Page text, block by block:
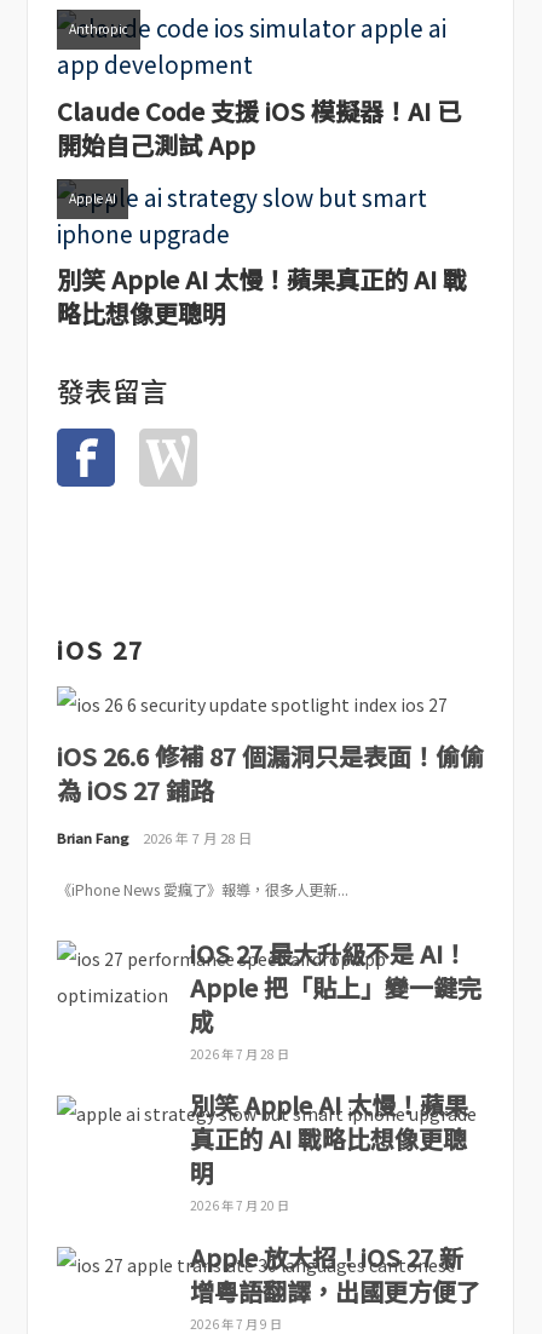
Anthropic
Claude Code 支援 iOS 模擬器！AI 已
開始自己測試 App
Apple AI
別笑 Apple AI 太慢！蘋果真正的 AI 戰
略比想像更聰明
發表留言
iOS 27
iOS 26.6 修補 87 個漏洞只是表面！偷偷
為 iOS 27 鋪路
Brian Fang 2026 年 7 月 28 日
《iPhone News 愛瘋了》報導，很多人更新...
iOS 27 最大升級不是 AI！
Apple 把「貼上」變一鍵完
成
2026 年 7 月 28 日
別笑 Apple AI 太慢！蘋果
真正的 AI 戰略比想像更聰
明
2026 年 7 月 20 日
Apple 放大招！iOS 27 新
增粵語翻譯，出國更方便了
2026 年 7 月 9 日